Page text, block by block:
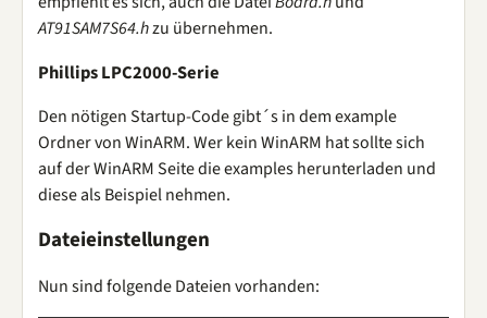
AT91SAM7S64.hzu übernehmen.
Phillips LPC2000-Serie
Den nötigen Startup-Code gibt´s in dem example
Ordner von WinARM. Wer kein WinARM hat sollte sich
auf der WinARM Seite die examples herunterladen und
diese als Beispiel nehmen.
Dateieinstellungen
Nun sind folgende Dateien vorhanden: